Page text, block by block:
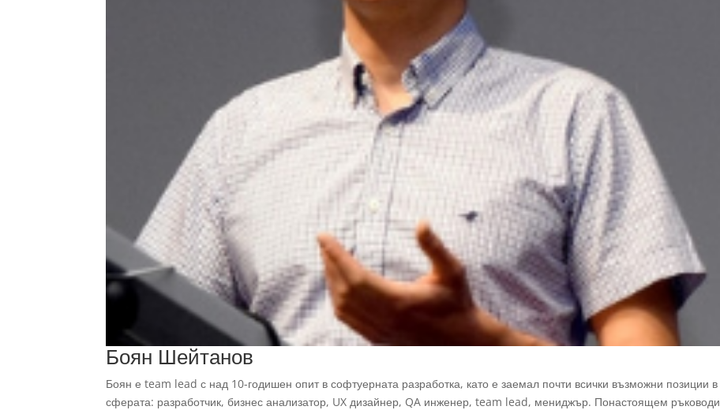
Боян Шейтанов
Боян е team lead с над 10-годишен опит в софтуерната разработка, като е заемал почти всички възможни позиции в
сферата: разработчик, бизнес анализатор, UX дизайнер, QA инженер, team lead, мениджър. Понастоящем ръководи